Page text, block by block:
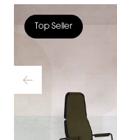
Top Seller